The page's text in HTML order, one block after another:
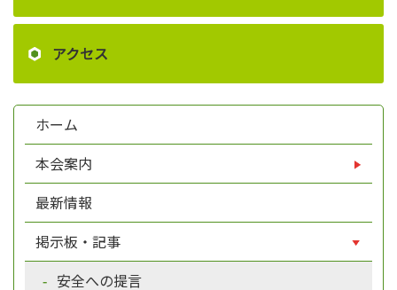
アクセス
ホーム
本会案内
最新情報
掲示板・記事
安全への提言